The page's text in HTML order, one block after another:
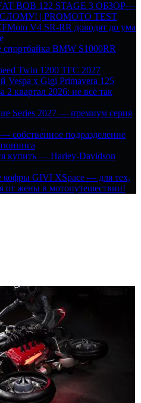
BOB 122 STAGE 3 ОБЗОР—
| PROMOTO TEST
V4 SR-RR доводят до ума
спортбайка BMW S1000RR
Twin 1200 TFC 2027
x Gigi Primavera 125
2 квартал 2026: не всё так
Series 2027 — премиум серия
собственное подразделение
купить — Harley-Davidson
кофры GIVI XSpace — для тех,
от жены в мотопутешествии!